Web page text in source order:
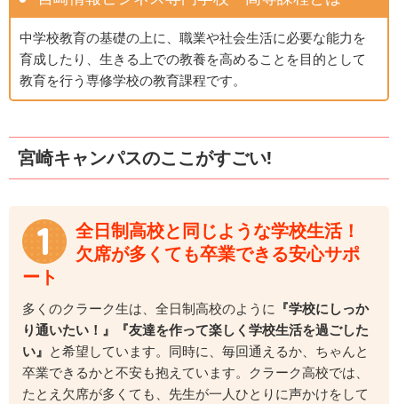
中学校教育の基礎の上に、職業や社会生活に必要な能力を
育成したり、生きる上での教養を高めることを目的として
教育を行う専修学校の教育課程です。
宮崎キャンパスのここがすごい!
全日制高校と同じような学校生活！
欠席が多くても卒業できる安心サポ
ート
多くのクラーク生は、全日制高校のように 『学校にしっか
り通いたい！』『友達を作って楽しく学校生活を過ごした
い』 と希望しています。同時に、毎回通えるか、ちゃんと
卒業できるかと不安も抱えています。クラーク高校では、
たとえ欠席が多くても、先生が一人ひとりに声かけをして